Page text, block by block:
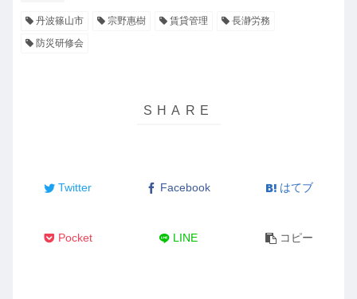
丹波篠山市 宗野惠樹 賃貸管理
長瀞労務
防災研修会
Twitter Facebook はてブ
Pocket LINE コピー